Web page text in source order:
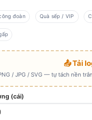
đoàn Quà sếp / VIP
📤 Tải
/ JPG / SVG — tự tách nền
(cái)